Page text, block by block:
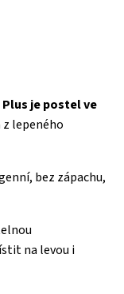
je postel ve
lepeného
bez zápachu,
na levou i